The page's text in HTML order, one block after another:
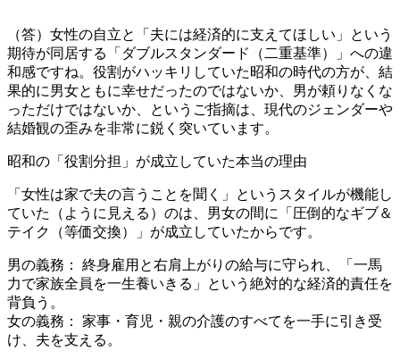
（答）女性の自立と「夫には経済的に支えてほしい」という
期待が同居する「ダブルスタンダード（二重基準）」への違
和感ですね。役割がハッキリしていた昭和の時代の方が、結
果的に男女ともに幸せだったのではないか、男が頼りなくな
っただけではないか、というご指摘は、現代のジェンダーや
結婚観の歪みを非常に鋭く突いています。
昭和の「役割分担」が成立していた本当の理由
「女性は家で夫の言うことを聞く」というスタイルが機能し
ていた（ように見える）のは、男女の間に「圧倒的なギブ＆
テイク（等価交換）」が成立していたからです。
男の義務： 終身雇用と右肩上がりの給与に守られ、「一馬
力で家族全員を一生養いきる」という絶対的な経済的責任を
背負う。
女の義務： 家事・育児・親の介護のすべてを一手に引き受
け、夫を支える。